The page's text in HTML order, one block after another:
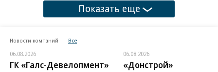
Показать еще
Новости компаний Все
06.08.2026
ГК «Галс-Девелопмент»
06.08.2026
«Донстрой»